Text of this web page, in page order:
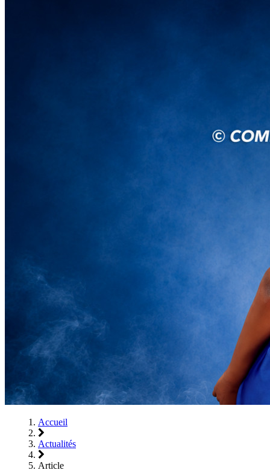
Accueil
Actualités
Article